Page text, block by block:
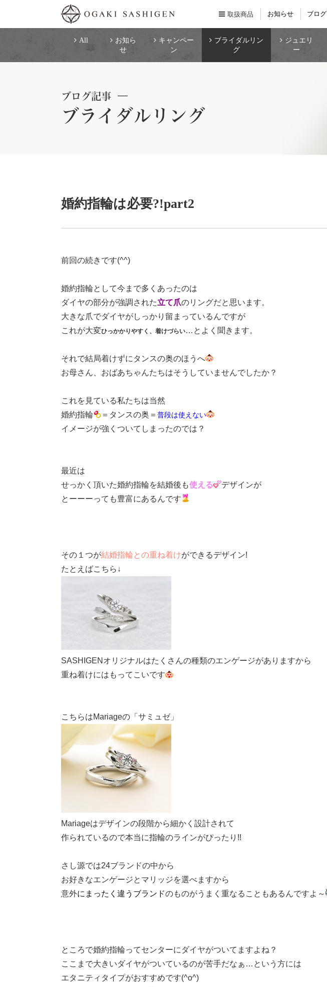
取扱商品 お知らせ ブログ
All
お知ら
せ
キャンペー
ン
ブライダルリン
グ
ジュエリ
ー
ブログ記事
ブライダルリング
婚約指輪は必要?!part2
前回の続きです(^^)
婚約指輪として今まで多くあったのは
ダイヤの部分が強調された立て爪のリングだと思います。
大きな爪でダイヤがしっかり留まっているんですが
これが大変ひっかかりやすく、着けづらい…とよく聞きます。
それで結局着けずにタンスの奥のほうへ
お母さん、おばあちゃんたちはそうしていませんでしたか？
これを見ている私たちは当然
婚約指輪
＝タンスの奥＝ 普段は使えない
イメージが強くついてしまったのでは？
最近は
せっかく頂いた婚約指輪を結婚後も使える
デザインが
とーーーっても豊富にあるんです
その１つが結婚指輪との重ね着けができるデザイン!
たとえばこちら↓
SASHIGENオリジナルはたくさんの種類のエンゲージがありますから
重ね着けにはもってこいです
こちらはMariageの「サミュゼ」
Mariageはデザインの段階から細かく設計されて
作られているので本当に指輪のラインがぴったり!!
さし源では24ブランドの中から
お好きなエンゲージとマリッジを選べますから
意外にまったく違うブランドのものがうまく重なることもあるんですよ～
ところで婚約指輪ってセンターにダイヤがついてますよね？
ここまで大きいダイヤがついているのが苦手だなぁ…という方には
エタニティタイプがおすすめです(^o^)